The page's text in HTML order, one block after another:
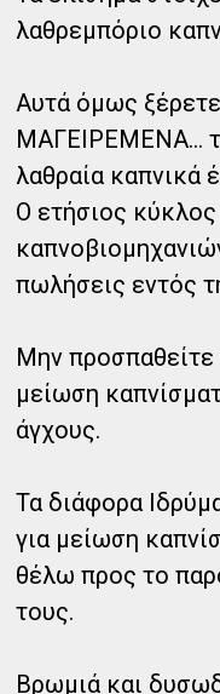
λαθρεμπόριο
Αυτά όμως
ΜΑΓΕΙΡΕΜΕΝΑ...
λαθραία καπνικά
Ο ετήσιος
πωλήσεις εντός
Μην προσπαθείτε
μείωση
άγχους.
Τα διάφορα
για μείωση
θέλω προς το
τους.
Βρωμιά και